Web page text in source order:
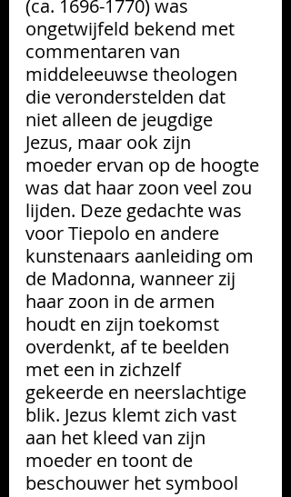
(ca. 1696-1770) was
ongetwijfeld bekend met
commentaren van
middeleeuwse theologen
die veronderstelden dat
niet alleen de jeugdige
Jezus, maar ook zijn
moeder ervan op de hoogte
was dat haar zoon veel zou
lijden. Deze gedachte was
voor Tiepolo en andere
kunstenaars aanleiding om
de Madonna, wanneer zij
haar zoon in de armen
houdt en zijn toekomst
overdenkt, af te beelden
met een in zichzelf
gekeerde en neerslachtige
blik. Jezus klemt zich vast
aan het kleed van zijn
moeder en toont de
beschouwer het symbool